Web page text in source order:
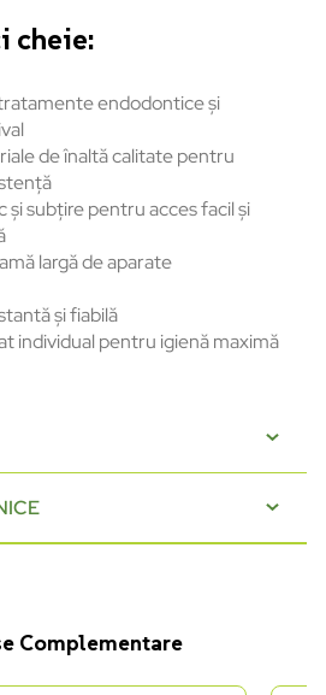
cheie:
endodontice și
de înaltă calitate pentru
și subțire pentru acces facil și
largă de aparate
și fiabilă
individual pentru igienă maximă
Complementare